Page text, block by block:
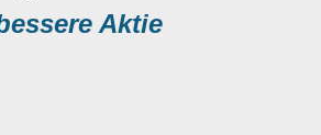
Aktie